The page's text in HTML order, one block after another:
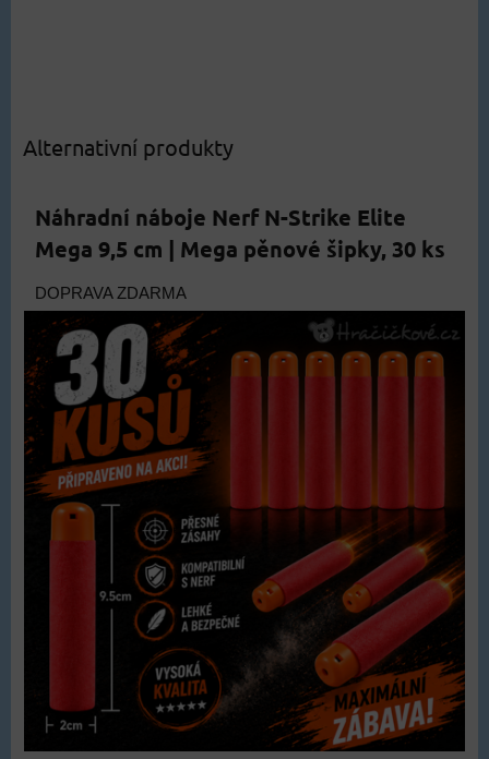
Alternativní produkty
Náhradní náboje Nerf N-Strike Elite
Mega 9,5 cm | Mega pěnové šipky, 30 ks
DOPRAVA ZDARMA